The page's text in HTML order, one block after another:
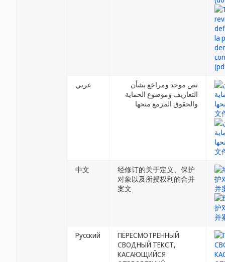
عربي
نص موحد ومراجَع بشأن
التعاريف وموضوع الحماية
والحقوق المزمع منحها
中文
经修订的关于定义、保护
对象以及所授权利的合并
案文
Русский
ПЕРЕСМОТРЕННЫЙ
СВОДНЫЙ ТЕКСТ,
КАСАЮЩИЙСЯ